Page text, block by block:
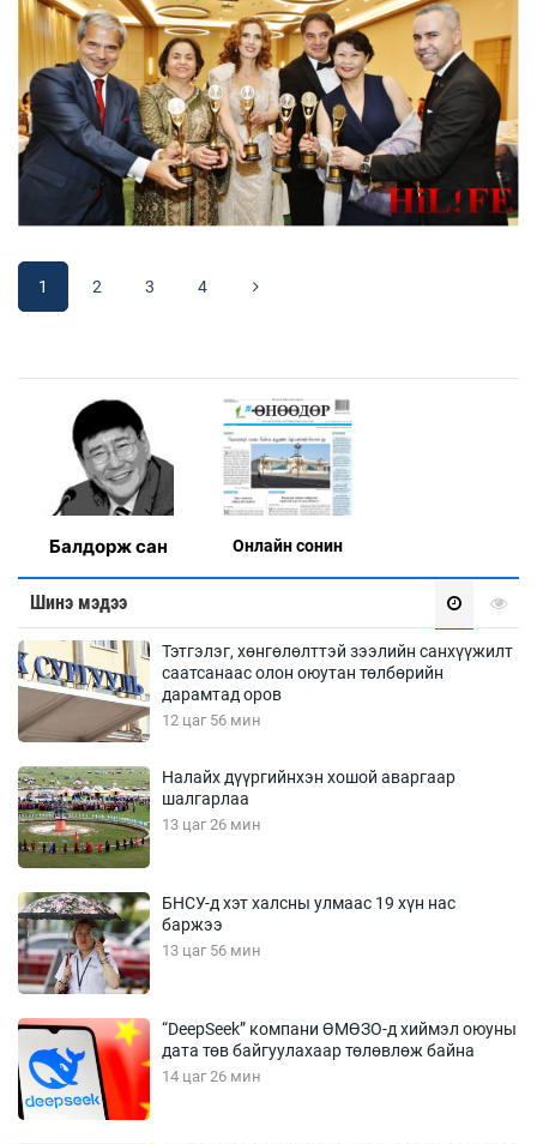
1 2 3 4
Балдорж сан Онлaйн сонин
Шинэ мэдээ
Тэтгэлэг, хөнгөлөлттэй зээлийн санхүүжилт
саатсанаас олон оюутан төлбөрийн
дарамтад оров
12 цаг 56 мин
Налайх дүүргийнхэн хошой аваргаар
шалгарлаа
13 цаг 26 мин
БНСУ-д хэт халсны улмаас 19 хүн нас
баржээ
13 цаг 56 мин
“DeepSeek” компани ӨМӨЗО-д хиймэл оюуны
дата төв байгуулахаар төлөвлөж байна
14 цаг 26 мин